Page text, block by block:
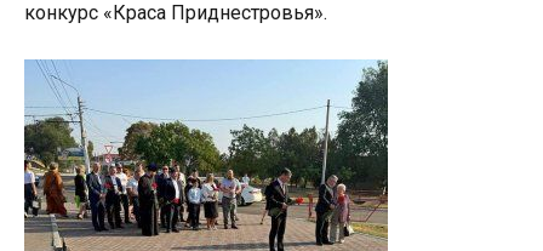
конкурс «Краса Приднестровья».